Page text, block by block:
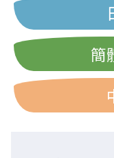
簡